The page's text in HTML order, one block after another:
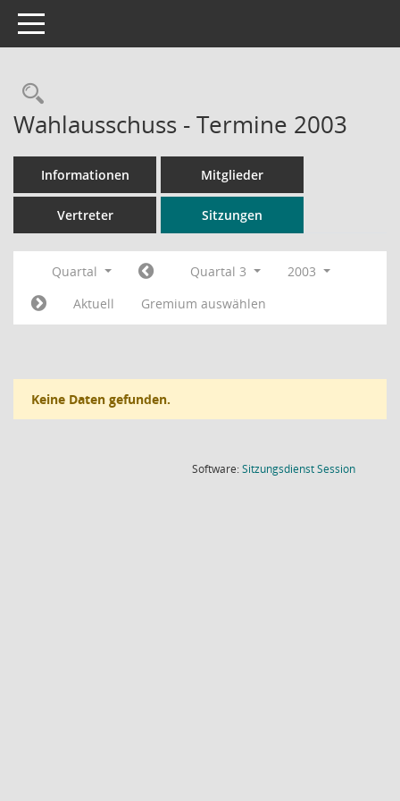
Toggle navigation
Rechercheauswahl
Wahlausschuss - Termine 2003
Informationen Mitglieder
Vertreter Sitzungen
Quartal Quartal 3
2003
Aktuell
Gremium auswählen
Keine Daten gefunden.
Software:SitzungsdienstSession(Wird in